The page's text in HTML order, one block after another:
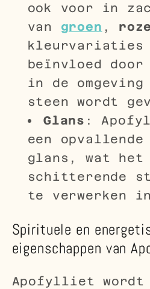
ook voor in
van groen , roze
kleurvariaties
beïnvloed door
in de omgeving
steen wordt
Glans :
een
glans, wat het
schitterende
te verwerken
Spirituele en
eigenschappen van
Apofylliet wordt